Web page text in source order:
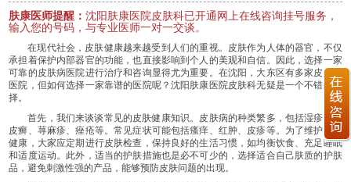
肤康医师提醒：沈阳肤康医院皮肤科已开通网上在线咨询挂号服务，
输入您的号码，与专业医师一对一交谈。
在现代社会，皮肤健康越来越受到人们的重视。皮肤作为人体的器官，不仅
承担着保护内部器官的功能，也直接影响到个人的美观和自信。因此，选择一家
可靠的皮肤病医院进行治疗和咨询显得尤为重要。在沈阳，大东区有多家皮肤病
医院，但如何选择一家靠谱的医院呢？沈阳肤康医院皮肤科无疑是一个不错的选
择。
首先，我们来谈谈常见的皮肤健康知识。皮肤病的种类繁多，包括湿疹、牛
皮癣、荨麻疹、痤疮等。常见症状可能包括瘙痒、红肿、皮疹等。为了维护皮肤
健康，大家应定期进行皮肤检查，保持良好的生活习惯，如均衡饮食、充足睡眠
和适度运动。此外，适当的护肤措施也是必不可少的，选择适合自己肤质的护肤
品，避免刺激性强的产品，能够预防皮肤问题的出现。